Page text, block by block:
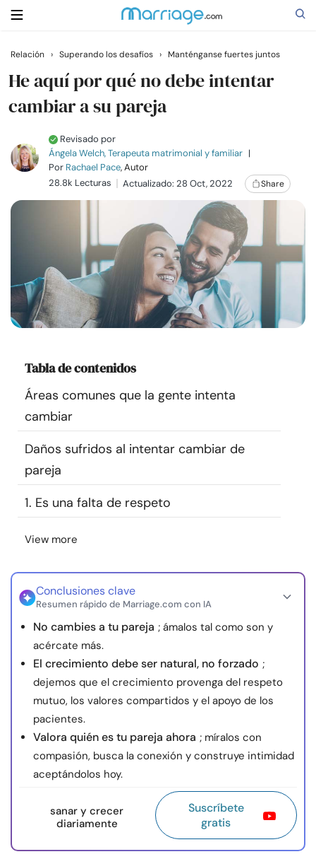
Buscar
Relaciones
Familia
Cursos
Recursos
Comunidad
Encuentra un terapeuta
Idioma
Sobre nosotros Contáctanos Escríbenos
Relación › Superando los desafíos › Manténganse fuertes juntos
He aquí por qué no debe intentar
cambiar a su pareja
Revisado por
Ángela Welch, Terapeuta matrimonial y familiar |
Por Rachael Pace, Autor
28.8k Lecturas
Actualizado: 28 Oct, 2022 Share
Tabla de contenidos
Áreas comunes que la gente intenta
cambiar
Daños sufridos al intentar cambiar de
pareja
1. Es una falta de respeto
View more
Conclusiones clave
Resumen rápido de Marriage.com con IA
No cambies a tu pareja ; ámalos tal como son y
acércate más.
El crecimiento debe ser natural, no forzado ;
dejemos que el crecimiento provenga del respeto
mutuo, los valores compartidos y el apoyo de los
pacientes.
Valora quién es tu pareja ahora ; míralos con
compasión, busca la conexión y construye intimidad
aceptándolos hoy.
sanar y crecer
diariamente
Suscríbete
gratis